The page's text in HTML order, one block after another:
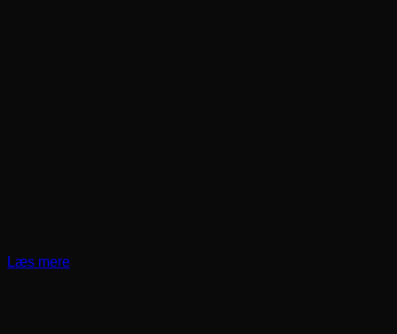
Læs mere